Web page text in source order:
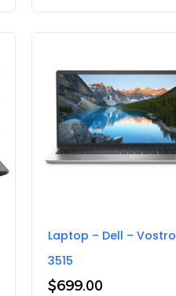
Laptop – Dell – Vostro
3515
$699.00